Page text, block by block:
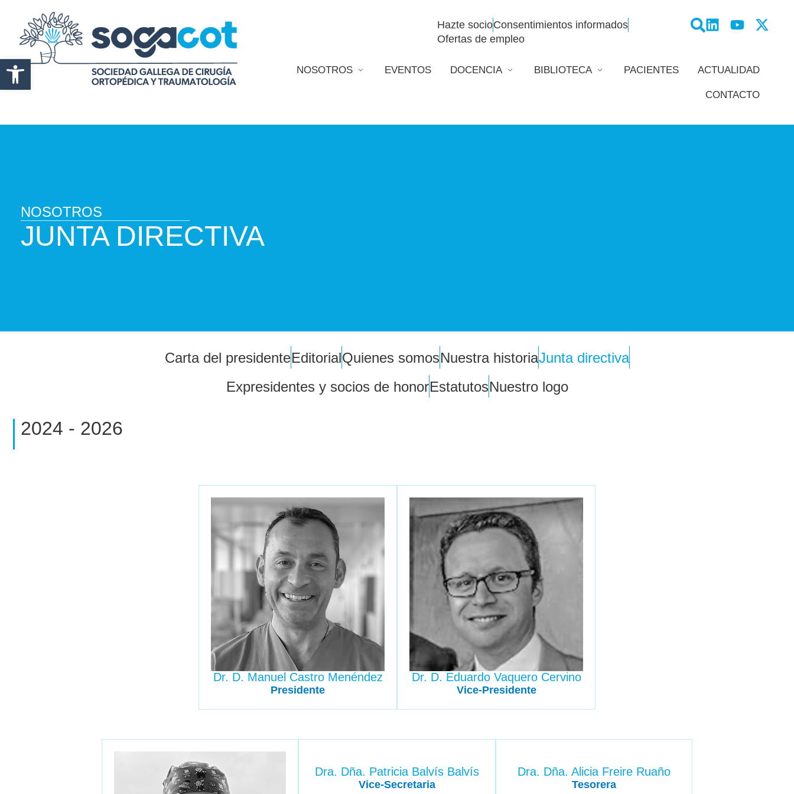
Abrir barra de herramientas
Hazte socioConsentimientos informados
Ofertas de empleo
NOSOTROS EVENTOS DOCENCIA BIBLIOTECA PACIENTES ACTUALIDAD
CONTACTO
NOSOTROS
JUNTA DIRECTIVA
Carta del presidenteEditorialQuienes somosNuestra historiaJunta directiva
Expresidentes y socios de honorEstatutosNuestro logo
2024 - 2026
Dr. D. Manuel Castro Menéndez
Presidente
Dr. D. Eduardo Vaquero Cervino
Vice-Presidente
Dra. Dña. Patricia Balvís Balvís
Vice-Secretaria
Dra. Dña. Alicia Freire Ruaño
Tesorera